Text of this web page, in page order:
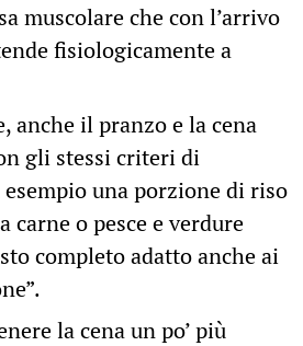
muscolare che con l’arrivo
fisiologicamente a
anche il pranzo e la cena
gli stessi criteri di
una porzione di riso
carne o pesce e verdure
completo adatto anche ai
la cena un po’ più